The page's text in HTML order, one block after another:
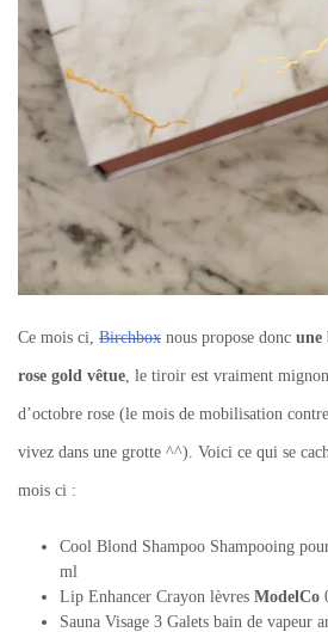
Ce mois ci, Birchbox nous propose donc une
rose gold vêtue , le tiroir est vraiment
d’octobre rose (le mois de mobilisation
vivez dans une grotte ^^). Voici ce qui se
mois ci :
Cool Blond Shampoo Shampooing
ml
Lip Enhancer Crayon lèvres ModelCo
Sauna Visage 3 Galets bain de vapeur